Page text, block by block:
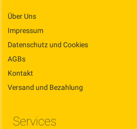
Über Uns
Impressum
Datenschutz und Cookies
AGBs
Kontakt
Versand und Bezahlung
Services